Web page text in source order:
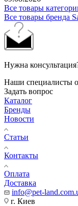
Все товары
Все товары бренда
Нужна
Наши специалисты
Задать вопрос
Каталог
Бренды
Новости
Статьи
Контакты
Оплата
Доставка
info@pet-
г. Киев